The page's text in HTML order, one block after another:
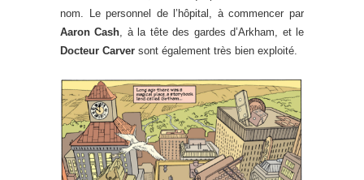
nom. Le personnel de l’hôpital, à commencer par
Aaron Cash, à la tête des gardes d’Arkham, et le
Docteur Carver sont également très bien exploité.